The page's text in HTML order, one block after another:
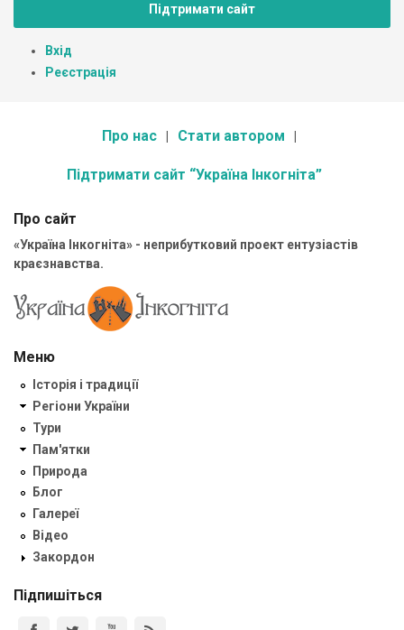
Підтримати сайт
Вхід
Реєстрація
Про нас Стати автором
Підтримати сайт “Україна Інкогніта”
Про сайт
«Україна Інкогніта» - неприбутковий проект ентузіастів
краєзнавства.
Меню
Історія і традиції
Регіони України
Тури
Пам'ятки
Природа
Блог
Галереї
Відео
Закордон
Підпишіться